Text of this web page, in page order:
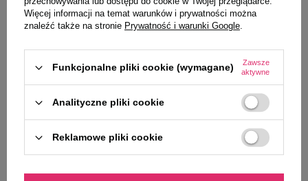
Do koszyka Do koszyka
Więcej informacji na temat warunków i prywatności można
znaleźć także na stronie Prywatność i warunki Google.
Funkcjonalne pliki cookie (wymagane)
Zawsze
aktywne
Analityczne pliki cookie
Reklamowe pliki cookie